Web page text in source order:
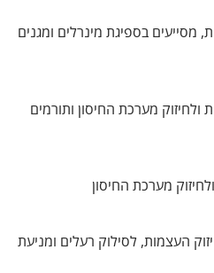
מסייעים בספיגת מינרלים ומגנים
מערכת החיסון ותורמים
מערכת החיסון
העצמות, לסילוק רעלים ומניעת